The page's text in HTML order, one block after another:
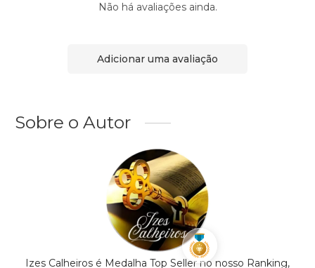
Não há avaliações ainda.
Adicionar uma avaliação
Sobre o Autor
Izes Calheiros é Medalha Top Seller no nosso Ranking,